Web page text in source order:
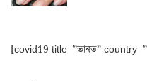
[covid19 title=”ভাৰত”